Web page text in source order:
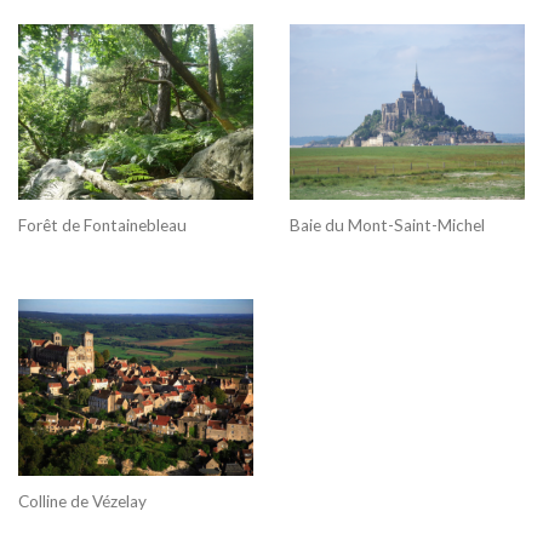
Forêt de Fontainebleau Baie du Mont-Saint-Michel
Colline de Vézelay